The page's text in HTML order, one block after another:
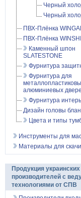
Черный
Черный
ПВХ-Плёнка
ПВХ-Плёнка
Каменный шпон
SLATESTONE
Фурнитура
Фурнитура для
алюминиевых
Фурнитура
Дизайн головы
Цвета и типы
Инструменты для
Материалы для
Продукция украинских
производителей с
технологиями от СПВ